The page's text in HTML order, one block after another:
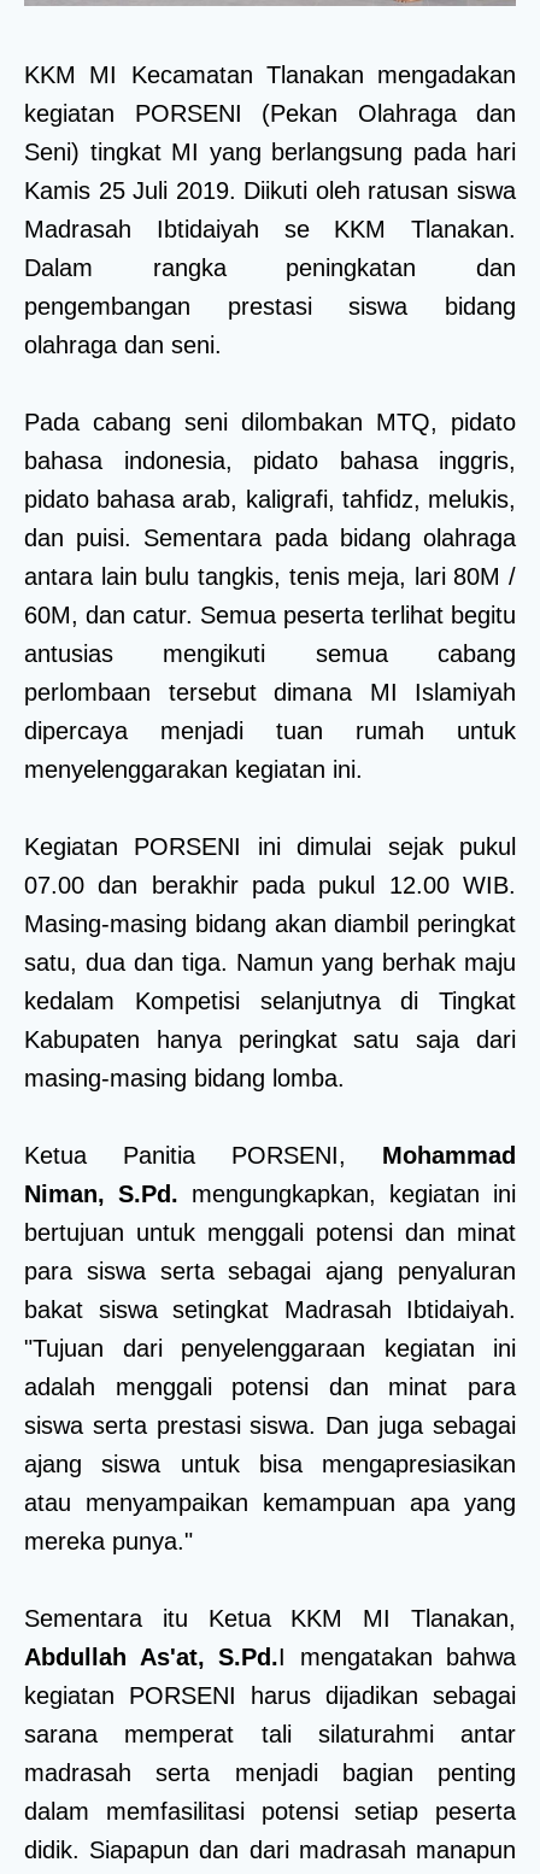
KKM MI Kecamatan Tlanakan mengadakan
kegiatan PORSENI (Pekan Olahraga dan
Seni) tingkat MI yang berlangsung pada hari
Kamis 25 Juli 2019. Diikuti oleh ratusan siswa
Madrasah Ibtidaiyah se KKM Tlanakan.
Dalam rangka peningkatan dan
pengembangan prestasi siswa bidang
olahraga dan seni.
Pada cabang seni dilombakan MTQ, pidato
bahasa indonesia, pidato bahasa inggris,
pidato bahasa arab, kaligrafi, tahfidz, melukis,
dan puisi. Sementara pada bidang olahraga
antara lain bulu tangkis, tenis meja, lari 80M /
60M, dan catur. Semua peserta terlihat begitu
antusias mengikuti semua cabang
perlombaan tersebut dimana MI Islamiyah
dipercaya menjadi tuan rumah untuk
menyelenggarakan kegiatan ini.
Kegiatan PORSENI ini dimulai sejak pukul
07.00 dan berakhir pada pukul 12.00 WIB.
Masing-masing bidang akan diambil peringkat
satu, dua dan tiga. Namun yang berhak maju
kedalam Kompetisi selanjutnya di Tingkat
Kabupaten hanya peringkat satu saja dari
masing-masing bidang lomba.
Ketua Panitia PORSENI, Mohammad
Niman, S.Pd. mengungkapkan, kegiatan ini
bertujuan untuk menggali potensi dan minat
para siswa serta sebagai ajang penyaluran
bakat siswa setingkat Madrasah Ibtidaiyah.
"Tujuan dari penyelenggaraan kegiatan ini
adalah menggali potensi dan minat para
siswa serta prestasi siswa. Dan juga sebagai
ajang siswa untuk bisa mengapresiasikan
atau menyampaikan kemampuan apa yang
mereka punya."
Sementara itu Ketua KKM MI Tlanakan,
Abdullah As'at, S.Pd.I mengatakan bahwa
kegiatan PORSENI harus dijadikan sebagai
sarana memperat tali silaturahmi antar
madrasah serta menjadi bagian penting
dalam memfasilitasi potensi setiap peserta
didik. Siapapun dan dari madrasah manapun